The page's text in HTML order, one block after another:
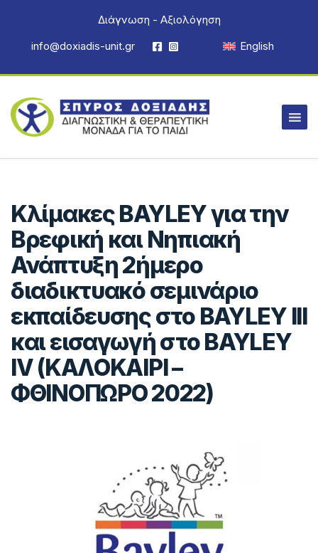
Διάγνωση - Αξιολόγηση
info@doxiadis-unit.gr
English
Κλίμακες BAYLEY για την
Βρεφική και Νηπιακή
Ανάπτυξη 2ήμερο
διαδικτυακό σεμινάριο
εκπαίδευσης στο BAYLEY III
και εισαγωγή στο ΒAYLEY
IV (ΚΑΛΟΚΑΙΡΙ –
ΦΘΙΝΟΠΩΡΟ 2022)